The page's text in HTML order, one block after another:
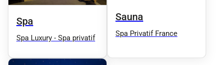
Spa
Spa Luxury - Spa privatif
Sauna
Spa Privatif France